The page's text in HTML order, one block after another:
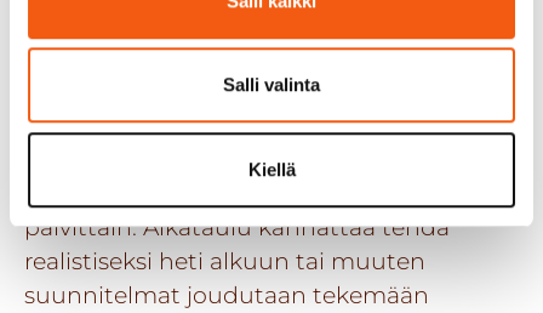
Salli valinta
Kiellä
epäonnistumiseen?
Budjetin pitää olla oikeassa suhteessa
asetettuihin vaatimuksiin ja projektin
päivittäin. Aikataulu kannattaa tehdä
realistiseksi heti alkuun tai muuten
suunnitelmat joudutaan tekemään